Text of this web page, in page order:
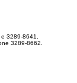
3289-8641.
3289-8662.